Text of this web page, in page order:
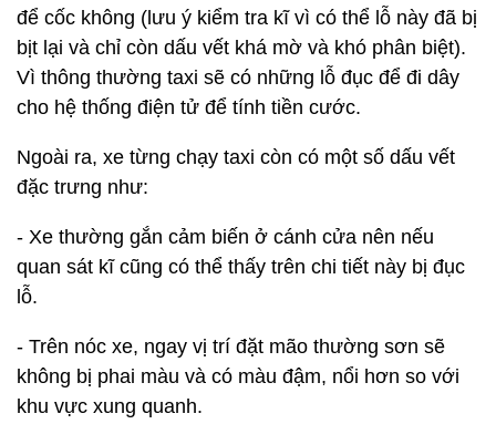
để cốc không (lưu ý kiểm tra kĩ vì có thể lỗ này đã bị
bịt lại và chỉ còn dấu vết khá mờ và khó phân biệt).
Vì thông thường taxi sẽ có những lỗ đục để đi dây
cho hệ thống điện tử để tính tiền cước.
Ngoài ra, xe từng chạy taxi còn có một số dấu vết
đặc trưng như:
- Xe thường gắn cảm biến ở cánh cửa nên nếu
quan sát kĩ cũng có thể thấy trên chi tiết này bị đục
lỗ.
- Trên nóc xe, ngay vị trí đặt mão thường sơn sẽ
không bị phai màu và có màu đậm, nổi hơn so với
khu vực xung quanh.